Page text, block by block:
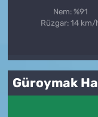
Nem: %91
Rüzgar: 14 km/
Güroymak